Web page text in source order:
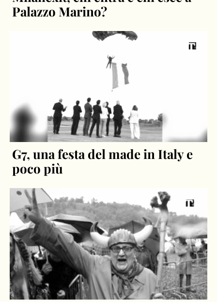
Palazzo Marino?
G7, una festa del made in Italy e
poco più